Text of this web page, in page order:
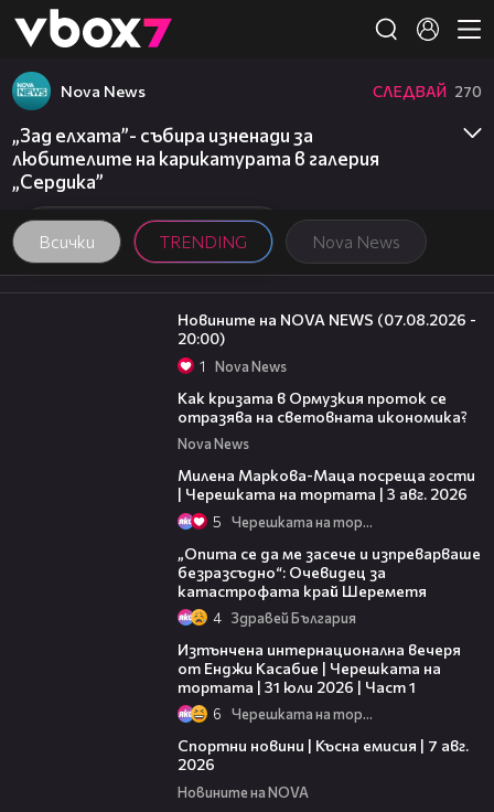
👾
Всички TRENDING Nova News
Nova News СЛЕДВАЙ 270
„Зад елхата”- събира изненади за
любителите на карикатурата в галерия
„Сердика”
22:56
Новините на NOVA NEWS (07.08.2026 -
20:00)
1 Nova News
Как кризата в Ормузкия проток се
отразява на световната икономика?
Nova News
Милена Маркова-Маца посреща гости
| Черешката на тортата | 3 авг. 2026
5 Черешката на тортата
„Опита се да ме засече и изпреварваше
безразсъдно“: Очевидец за
катастрофата край Шереметя
4 Здравей България
Изтънчена интернационална вечеря
от Енджи Касабие | Черешката на
тортата | 31 юли 2026 | Част 1
6 Черешката на тортата
Спортни новини | Късна емисия | 7 авг.
2026
Новините на NOVA